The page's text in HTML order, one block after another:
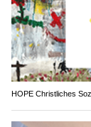
HOPE Christliches